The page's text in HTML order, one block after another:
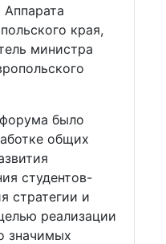
края,
министра
было
общих
студентов-
стратегии и
реализации
значимых